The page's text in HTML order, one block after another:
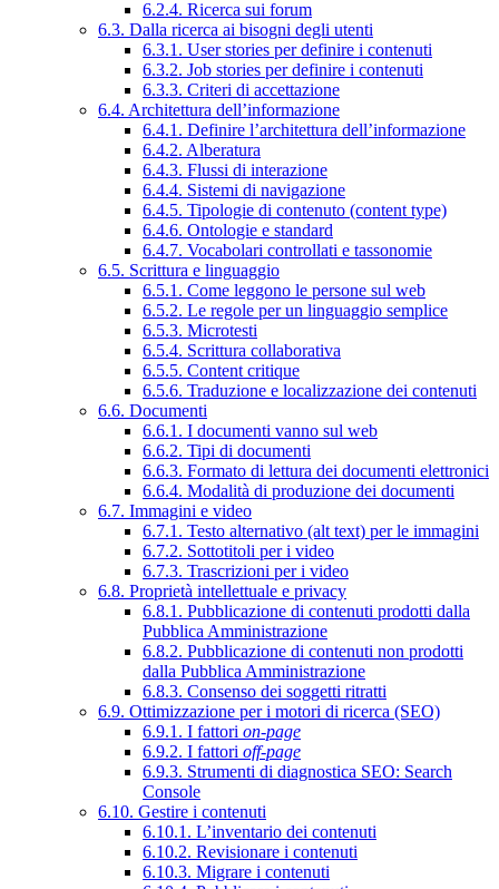
6.2.4. Ricerca sui forum
6.3. Dalla ricerca ai bisogni degli utenti
6.3.1. User stories per definire i contenuti
6.3.2. Job stories per definire i contenuti
6.3.3. Criteri di accettazione
6.4. Architettura dell’informazione
6.4.1. Definire l’architettura dell’informazione
6.4.2. Alberatura
6.4.3. Flussi di interazione
6.4.4. Sistemi di navigazione
6.4.5. Tipologie di contenuto (content type)
6.4.6. Ontologie e standard
6.4.7. Vocabolari controllati e tassonomie
6.5. Scrittura e linguaggio
6.5.1. Come leggono le persone sul web
6.5.2. Le regole per un linguaggio semplice
6.5.3. Microtesti
6.5.4. Scrittura collaborativa
6.5.5. Content critique
6.5.6. Traduzione e localizzazione dei contenuti
6.6. Documenti
6.6.1. I documenti vanno sul web
6.6.2. Tipi di documenti
6.6.3. Formato di lettura dei documenti elettronici
6.6.4. Modalità di produzione dei documenti
6.7. Immagini e video
6.7.1. Testo alternativo (alt text) per le immagini
6.7.2. Sottotitoli per i video
6.7.3. Trascrizioni per i video
6.8. Proprietà intellettuale e privacy
6.8.1. Pubblicazione di contenuti prodotti dalla
Pubblica Amministrazione
6.8.2. Pubblicazione di contenuti non prodotti
dalla Pubblica Amministrazione
6.8.3. Consenso dei soggetti ritratti
6.9. Ottimizzazione per i motori di ricerca (SEO)
6.9.1. I fattori on-page
6.9.2. I fattori off-page
6.9.3. Strumenti di diagnostica SEO: Search
Console
6.10. Gestire i contenuti
6.10.1. L’inventario dei contenuti
6.10.2. Revisionare i contenuti
6.10.3. Migrare i contenuti